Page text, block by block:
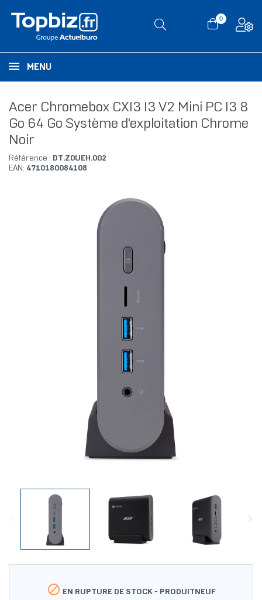
0
MENU
Acer Chromebox CXI3 I3 V2 Mini PC I3 8
Go 64 Go Système d'exploitation Chrome
Noir
Référence : DT.Z0UEH.002
EAN: 4710180084108
 EN RUPTURE DE STOCK - PRODUITNEUF